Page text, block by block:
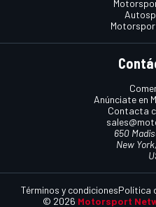
Anúnciate en
Contacta
650
New
© 2026 Motorsport
Términos y condicionesPolítica